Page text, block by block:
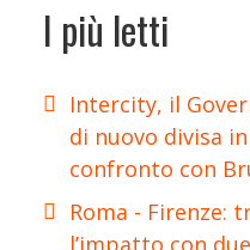
I più letti
Intercity, il
di nuovo divisa
confronto con
Roma - Firenze:
l’impatto con